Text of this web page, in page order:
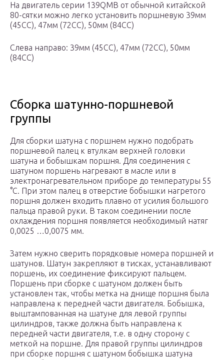
На двигатель серии 139QMB от обычной китайской
80-сятки можно легко установить поршневую 39мм
(45СС), 47мм (72СС), 50мм (84СС)
Слева направо: 39мм (45СС), 47мм (72СС), 50мм
(84СС)
Сборка шатунно-поршневой
группы
Для сборки шатуна с поршнем нужно подобрать
поршневой палец к втулкам верхней головки
шатуна и бобышкам поршня. Для соединения с
шатуном поршень нагревают в масле или в
электронагревательном приборе до температуры 55
°С. При этом палец в отверстие бобышки нагретого
поршня должен входить плавно от усилия большого
пальца правой руки. В таком соединении после
охлаждения поршня появляется необходимый натяг
0,0025 …0,0075 мм.
Затем нужно сверить порядковые номера поршней и
шатунов. Шатун закрепляют в тисках, устанавливают
поршень, их соединение фиксируют пальцем.
Поршень при сборке с шатуном должен быть
установлен так, чтобы метка на днище поршня была
направлена к передней части двигателя. Бобышка,
выштампованная на шатуне для левой группы
цилиндров, также должна быть направлена к
передней части двигателя, т.е. в одну сторону с
меткой на поршне. Для правой группы цилиндров
при сборке поршня с шатуном бобышка шатуна